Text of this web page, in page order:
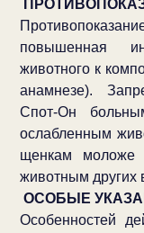
повышенная
животного к
анамнезе).
Спот-Он
ослабленным
щенкам моложе
животным других
ОСОБЫЕ
Особенностей